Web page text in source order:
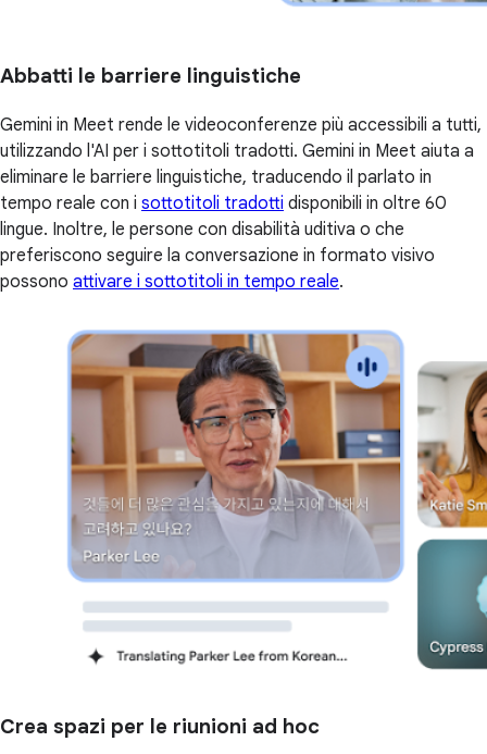
Abbatti le barriere linguistiche
Gemini in Meet rende le videoconferenze più accessibili a tutti,
utilizzando l'AI per i sottotitoli tradotti. Gemini in Meet aiuta a
eliminare le barriere linguistiche, traducendo il parlato in
tempo reale con i sottotitoli tradotti disponibili in oltre 60
lingue. Inoltre, le persone con disabilità uditiva o che
preferiscono seguire la conversazione in formato visivo
possono attivare i sottotitoli in tempo reale.
Crea spazi per le riunioni ad hoc